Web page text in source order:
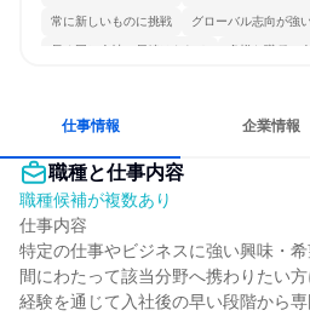
常に新しいものに挑戦 グローバル志向が強
長く同じ会社に居続けられる 多様な職種の
仕事情報 企業情報
職種と仕事内容
職種候補が複数あり
仕事内容
特定の仕事やビジネスに強い興味・
間にわたって該当分野へ携わりたい
経験を通じて入社後の早い段階から